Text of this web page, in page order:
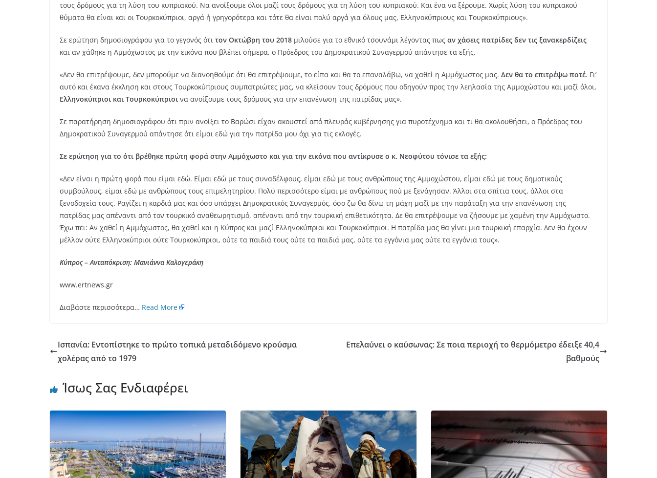
τους δρόμους για τη λύση του κυπριακού. Να ανοίξουμε όλοι μαζί τους δρόμους για τη λύση του κυπριακού. Και ένα να ξέρουμε. Χωρίς λύση του κυπριακού
θύματα θα είναι και οι Τουρκοκύπριοι, αργά ή γρηγορότερα και τότε θα είναι πολύ αργά για όλους μας, Ελληνοκύπριους και Τουρκοκύπριους».
Σε ερώτηση δημοσιογράφου για το γεγονός ότι τον Οκτώβρη του 2018 μιλούσε για το εθνικό τσουνάμι λέγοντας πως αν χάσεις πατρίδες δεν τις ξανακερδίζεις
και αν χάθηκε η Αμμόχωστος με την εικόνα που βλέπει σήμερα, ο Πρόεδρος του Δημοκρατικού Συναγερμού απάντησε τα εξής.
«Δεν θα επιτρέψουμε, δεν μπορούμε να διανοηθούμε ότι θα επιτρέψουμε, το είπα και θα το επαναλάβω, να χαθεί η Αμμόχωστος μας. Δεν θα το επιτρέψω ποτέ. Γι’
αυτό και έκανα έκκληση και στους Τουρκοκύπριους συμπατριώτες μας, να κλείσουν τους δρόμους που οδηγούν προς την λεηλασία της Αμμοχώστου και μαζί όλοι,
Ελληνοκύπριοι και Τουρκοκύπριοι να ανοίξουμε τους δρόμους για την επανένωση της πατρίδας μας».
Σε παρατήρηση δημοσιογράφου ότι πριν ανοίξει το Βαρώσι είχαν ακουστεί από πλευράς κυβέρνησης για πυροτέχνημα και τι θα ακολουθήσει, ο Πρόεδρος του
Δημοκρατικού Συναγερμού απάντησε ότι είμαι εδώ για την πατρίδα μου όχι για τις εκλογές.
Σε ερώτηση για το ότι βρέθηκε πρώτη φορά στην Αμμόχωστο και για την εικόνα που αντίκρυσε ο κ. Νεοφύτου τόνισε τα εξής:
«Δεν είναι η πρώτη φορά που είμαι εδώ. Είμαι εδώ με τους συναδέλφους, είμαι εδώ με τους ανθρώπους της Αμμοχώστου, είμαι εδώ με τους δημοτικούς
συμβούλους, είμαι εδώ με ανθρώπους τους επιμελητηρίου. Πολύ περισσότερο είμαι με ανθρώπους πού με ξενάγησαν. Άλλοι στα σπίτια τους, άλλοι στα
ξενοδοχεία τους. Ραγίζει η καρδιά μας και όσο υπάρχει Δημοκρατικός Συναγερμός, όσο ζω θα δίνω τη μάχη μαζί με την παράταξη για την επανένωση της
πατρίδας μας απέναντι από τον τουρκικό αναθεωρητισμό, απέναντι από την τουρκική επιθετικότητα. Δε θα επιτρέψουμε να ζήσουμε με χαμένη την Αμμόχωστο.
Έχω πει: Αν χαθεί η Αμμόχωστος, θα χαθεί και η Κύπρος και μαζί Ελληνοκύπριοι και Τουρκοκύπριοι. Η πατρίδα μας θα γίνει μια τουρκική επαρχία. Δεν θα έχουν
μέλλον ούτε Ελληνοκύπριοι ούτε Τουρκοκύπριοι, ούτε τα παιδιά τους ούτε τα παιδιά μας, ούτε τα εγγόνια μας ούτε τα εγγόνια τους».
Κύπρος – Ανταπόκριση: Μανιάννα Καλογεράκη
www.ertnews.gr
Διαβάστε περισσότερα… Read More
Ισπανία: Εντοπίστηκε το πρώτο τοπικά μεταδιδόμενο κρούσμα
χολέρας από το 1979
Επελαύνει ο καύσωνας: Σε ποια περιοχή το θερμόμετρο έδειξε 40,4
βαθμούς
Ίσως Σας Ενδιαφέρει